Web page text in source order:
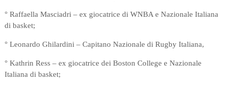
° Raffaella Masciadri – ex giocatrice di WNBA e Nazionale Italiana
di basket;
° Leonardo Ghilardini – Capitano Nazionale di Rugby Italiana,
° Kathrin Ress – ex giocatrice dei Boston College e Nazionale
Italiana di basket;